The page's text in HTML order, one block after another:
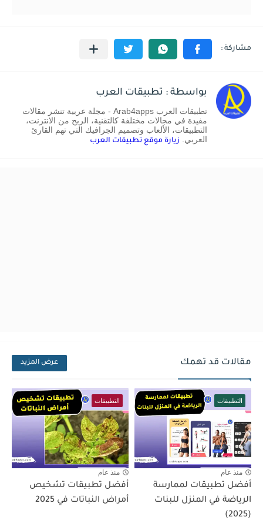
بواسطة : تطبيقات العرب
تطبيقات العرب Arab4apps - مجلة عربية تنشر مقالات
مفيدة في مجالات مختلفة كالتقنية، الربح من الانترنت،
التطبيقات، الألعاب وتصميم الجرافيك التي تهم القارئ
العربي.
زيارة موقع تطبيقات العرب
مقالات قد تهمك عرض المزيد
التطبيقات
منذ عام
أفضل تطبيقات لممارسة
الرياضة في المنزل للبنات
(2025)
التطبيقات
منذ عام
أفضل تطبيقات تشخيص
أمراض النباتات في 2025